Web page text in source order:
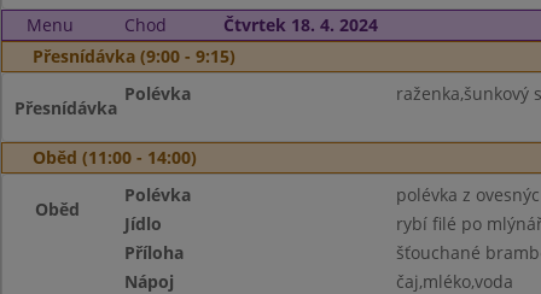
Menu Chod
Čtvrtek 18. 4. 2024
Přesnídávka (9:00 - 9:15)
Přesnídávka
Polévka raženka,šunkový
Oběd (11:00 - 14:00)
Oběd
Polévka
polévka z
Jídlo
rybí filé po
Příloha
šťouchané
Nápoj
čaj,mléko,voda